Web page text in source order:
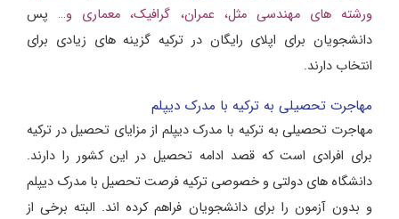
ورشته های مهندسی مثل، عمران، گرافیک، معماری و… پس
دانشجویان برای اپلای رایگان در ترکیه گزینه های زیادی برای
انتخاب دارند.
مهاجرت تحصیلی به ترکیه با مدرک دیپلم
مهاجرت تحصیلی به ترکیه با مدرک دیپلم از مزایای تحصیل در ترکیه
برای افرادی است که قصد ادامه تحصیل در این کشور را دارند.
دانشگاه های دولتی و خصوصی ترکیه فرصت تحصیل با مدرک دیپلم
و بدون آزمون را برای دانشجویان فراهم کرده اند. البته برخی از